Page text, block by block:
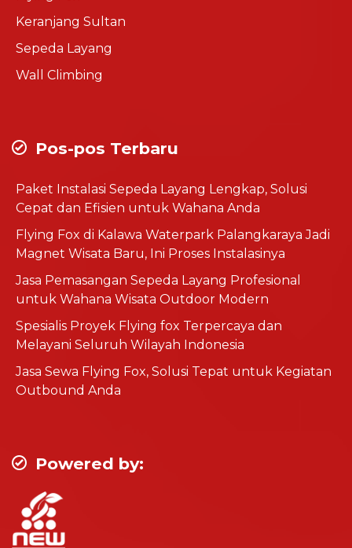
Keranjang Sultan
Sepeda Layang
Wall Climbing
Pos-pos Terbaru
Paket Instalasi Sepeda Layang Lengkap, Solusi
Cepat dan Efisien untuk Wahana Anda
Flying Fox di Kalawa Waterpark Palangkaraya Jadi
Magnet Wisata Baru, Ini Proses Instalasinya
Jasa Pemasangan Sepeda Layang Profesional
untuk Wahana Wisata Outdoor Modern
Spesialis Proyek Flying fox Terpercaya dan
Melayani Seluruh Wilayah Indonesia
Jasa Sewa Flying Fox, Solusi Tepat untuk Kegiatan
Outbound Anda
Powered by: